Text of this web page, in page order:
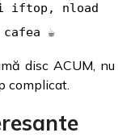
iftop, nload
disc ACUM, nu
complicat.